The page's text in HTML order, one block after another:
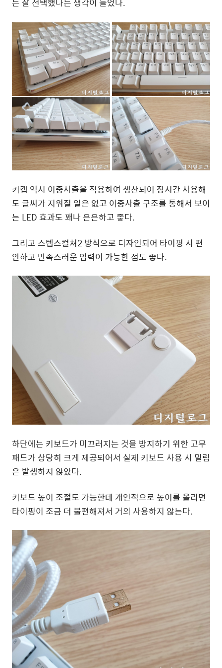
키캡 역시 이중사출을 적용하여 생산되어 장시간 사용해
도 글씨가 지워질 일은 없고 이중사출 구조를 통해서 보이
는 LED 효과도 꽤나 은은하고 좋다.
그리고 스텝스컬쳐2 방식으로 디자인되어 타이핑 시 편
안하고 만족스러운 입력이 가능한 점도 좋다.
하단에는 키보드가 미끄러지는 것을 방지하기 위한 고무
패드가 상당히 크게 제공되어서 실제 키보드 사용 시 밀림
은 발생하지 않았다.
키보드 높이 조절도 가능한데 개인적으로 높이를 올리면
타이핑이 조금 더 불편해져서 거의 사용하지 않는다.